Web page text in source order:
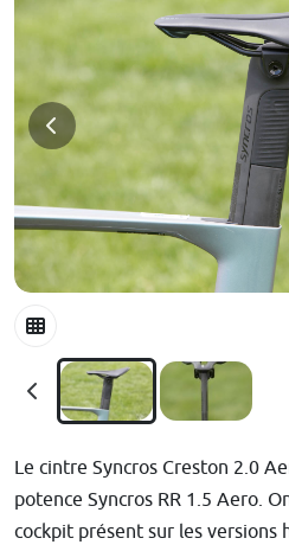
Le cintre Syncros Creston 2.0
potence Syncros RR 1.5 Aero.
cockpit présent sur les versions